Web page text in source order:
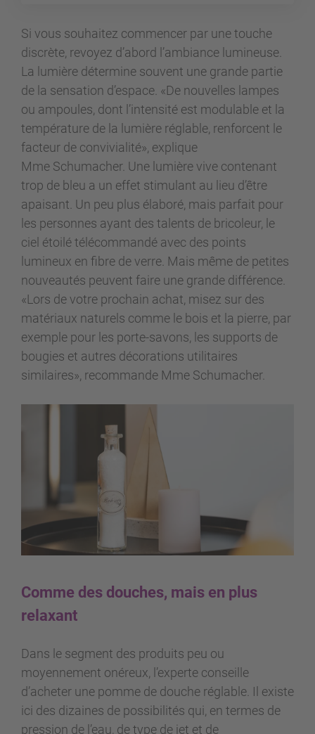
Si vous souhaitez commencer par une touche
discrète, revoyez d’abord l’ambiance lumineuse.
La lumière détermine souvent une grande partie
de la sensation d’espace. «De nouvelles lampes
ou ampoules, dont l’intensité est modulable et la
température de la lumière réglable, renforcent le
facteur de convivialité», explique
Mme Schumacher. Une lumière vive contenant
trop de bleu a un effet stimulant au lieu d’être
apaisant. Un peu plus élaboré, mais parfait pour
les personnes ayant des talents de bricoleur, le
ciel étoilé télécommandé avec des points
lumineux en fibre de verre. Mais même de petites
nouveautés peuvent faire une grande différence.
«Lors de votre prochain achat, misez sur des
matériaux naturels comme le bois et la pierre, par
exemple pour les porte-savons, les supports de
bougies et autres décorations utilitaires
similaires», recommande Mme Schumacher.
Comme des douches, mais en plus
relaxant
Dans le segment des produits peu ou
moyennement onéreux, l’experte conseille
d’acheter une pomme de douche réglable. Il existe
ici des dizaines de possibilités qui, en termes de
pression de l’eau, de type de jet et de